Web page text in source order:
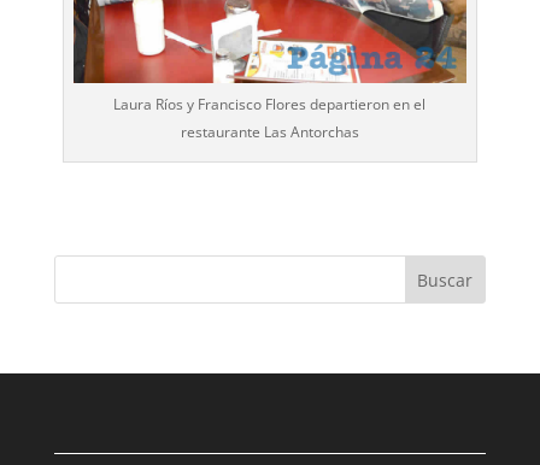
Laura Ríos y Francisco Flores departieron en el
restaurante Las Antorchas
Buscar